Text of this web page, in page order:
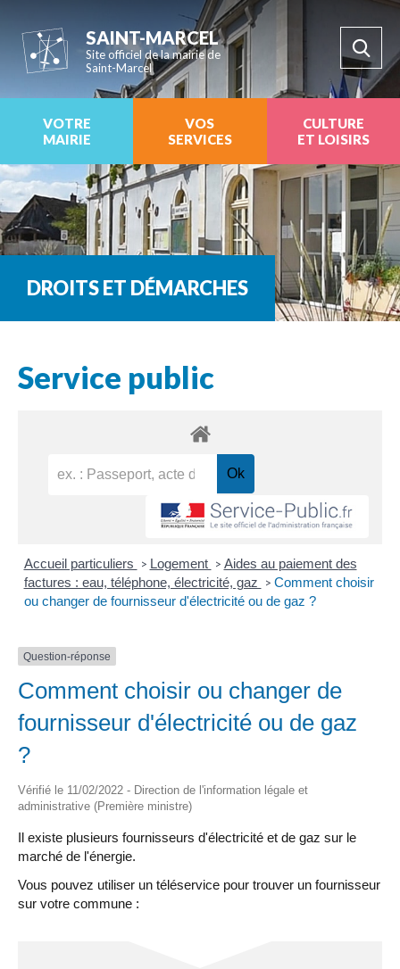
SAINT-MARCEL
Site officiel de la mairie de
Saint-Marcel
VOTRE
MAIRIE
VOS
SERVICES
CULTURE
ET LOISIRS
DROITS ET DÉMARCHES
Service public
Accueil particuliers > Logement > Aides au paiement des
factures : eau, téléphone, électricité, gaz
> Comment choisir
ou changer de fournisseur d'électricité ou de gaz ?
Question-réponse
Comment choisir ou changer de
fournisseur d'électricité ou de gaz
?
Vérifié le 11/02/2022 - Direction de l'information légale et
administrative (Première ministre)
Il existe plusieurs fournisseurs d'électricité et de gaz sur le
marché de l'énergie.
Vous pouvez utiliser un téléservice pour trouver un fournisseur
sur votre commune :